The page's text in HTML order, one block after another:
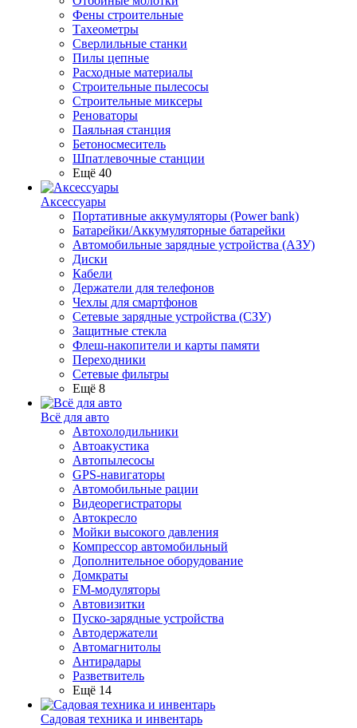
Фены строительные
Тахеометры
Сверлильные станки
Пилы цепные
Расходные материалы
Строительные пылесосы
Строительные миксеры
Реноваторы
Паяльная станция
Бетоносмеситель
Шпатлевочные станции
Ещё 40
Аксессуары
Портативные аккумуляторы (Power bank)
Батарейки/Аккумуляторные батарейки
Автомобильные зарядные устройства (АЗУ)
Диски
Кабели
Держатели для телефонов
Чехлы для смартфонов
Сетевые зарядные устройства (СЗУ)
Защитные стекла
Флеш-накопители и карты памяти
Переходники
Сетевые фильтры
Ещё 8
Всё для авто
Автохолодильники
Автоакустика
Автопылесосы
GPS-навигаторы
Автомобильные рации
Видеорегистраторы
Автокресло
Мойки высокого давления
Компрессор автомобильный
Дополнительное оборудование
Домкраты
FM-модуляторы
Автовизитки
Пуско-зарядные устройства
Автодержатели
Автомагнитолы
Антирадары
Разветвитель
Ещё 14
Садовая техника и инвентарь